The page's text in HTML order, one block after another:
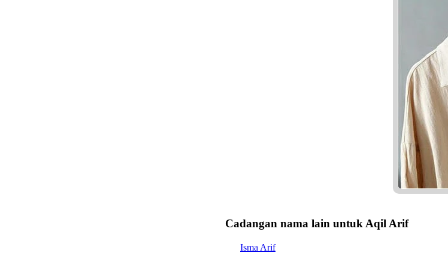
Cadangan nama lain untuk Aqil Arif
Isma Arif